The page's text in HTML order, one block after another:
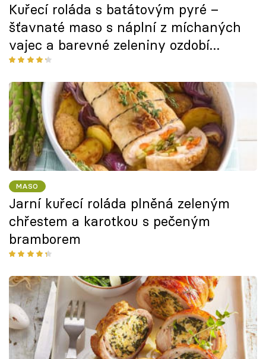
Kuřecí roláda s batátovým pyré –
šťavnaté maso s náplní z míchaných
vajec a barevné zeleniny ozdobí
sváteční stůl
MASO
Jarní kuřecí roláda plněná zeleným
chřestem a karotkou s pečeným
bramborem